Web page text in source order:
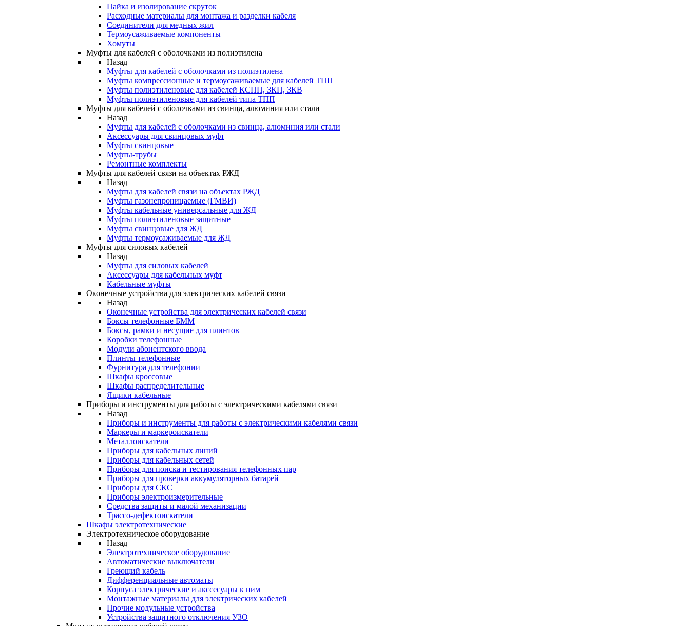
Пайка и изолирование скруток
Расходные материалы для монтажа и разделки кабеля
Соединители для медных жил
Термоусаживаемые компоненты
Хомуты
Муфты для кабелей с оболочками из полиэтилена
Назад
Муфты для кабелей с оболочками из полиэтилена
Муфты компрессионные и термоусаживаемые для кабелей ТПП
Муфты полиэтиленовые для кабелей КСПП, ЗКП, ЗКВ
Муфты полиэтиленовые для кабелей типа ТПП
Муфты для кабелей с оболочками из свинца, алюминия или стали
Назад
Муфты для кабелей с оболочками из свинца, алюминия или стали
Аксессуары для свинцовых муфт
Муфты свинцовые
Муфты-трубы
Ремонтные комплекты
Муфты для кабелей связи на объектах РЖД
Назад
Муфты для кабелей связи на объектах РЖД
Муфты газонепроницаемые (ГМВИ)
Муфты кабельные универсальные для ЖД
Муфты полиэтиленовые защитные
Муфты свинцовые для ЖД
Муфты термоусаживаемые для ЖД
Муфты для силовых кабелей
Назад
Муфты для силовых кабелей
Аксессуары для кабельных муфт
Кабельные муфты
Оконечные устройства для электрических кабелей связи
Назад
Оконечные устройства для электрических кабелей связи
Боксы телефонные БММ
Боксы, рамки и несущие для плинтов
Коробки телефонные
Модули абонентского ввода
Плинты телефонные
Фурнитура для телефонии
Шкафы кроссовые
Шкафы распределительные
Ящики кабельные
Приборы и инструменты для работы с электрическими кабелями связи
Назад
Приборы и инструменты для работы с электрическими кабелями связи
Маркеры и маркероискатели
Металлоискатели
Приборы для кабельных линий
Приборы для кабельных сетей
Приборы для поиска и тестирования телефонных пар
Приборы для проверки аккумуляторных батарей
Приборы для СКС
Приборы электроизмерительные
Средства защиты и малой механизации
Трассо-дефектоискатели
Шкафы электротехнические
Электротехническое оборудование
Назад
Электротехническое оборудование
Автоматические выключатели
Греющий кабель
Дифференциальные автоматы
Корпуса электрические и акссесуары к ним
Монтажные материалы для электрических кабелей
Прочие модульные устройства
Устройства защитного отключения УЗО